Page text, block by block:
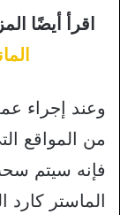
اقرأ أيضًا
وعند إجراء
من المواقع
فإنه سيتم
الماستر